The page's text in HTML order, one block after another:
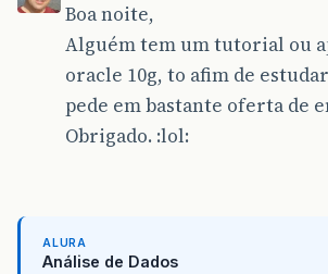
Boa noite,
Alguém tem um tutorial ou
oracle 10g, to afim de
pede em bastante oferta de
Obrigado. :lol:
ALURA
Análise de Dados